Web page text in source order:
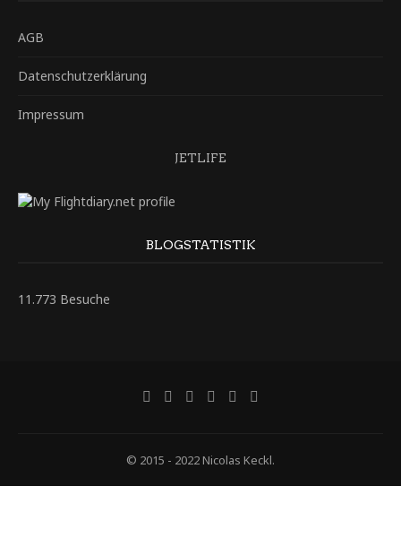
AGB
Datenschutzerklärung
Impressum
JETLIFE
BLOGSTATISTIK
11.773 Besuche
© 2015 - 2022 Nicolas Keckl.